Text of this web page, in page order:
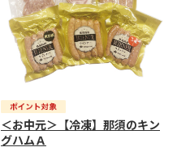
＜お中元＞【冷凍】那須のキン
グハムＡ